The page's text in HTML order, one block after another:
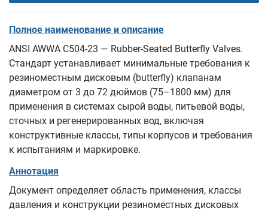
Полное наименование и описание
ANSI AWWA C504-23 — Rubber‑Seated Butterfly Valves.
Стандарт устанавливает минимальные требования к
резиноместным дисковым (butterfly) клапанам
диаметром от 3 до 72 дюймов (75–1800 мм) для
применения в системах сырой воды, питьевой воды,
сточных и регенерированных вод, включая
конструктивные классы, типы корпусов и требования
к испытаниям и маркировке.
Аннотация
Документ определяет область применения, классы
давления и конструкции резиноместных дисковых